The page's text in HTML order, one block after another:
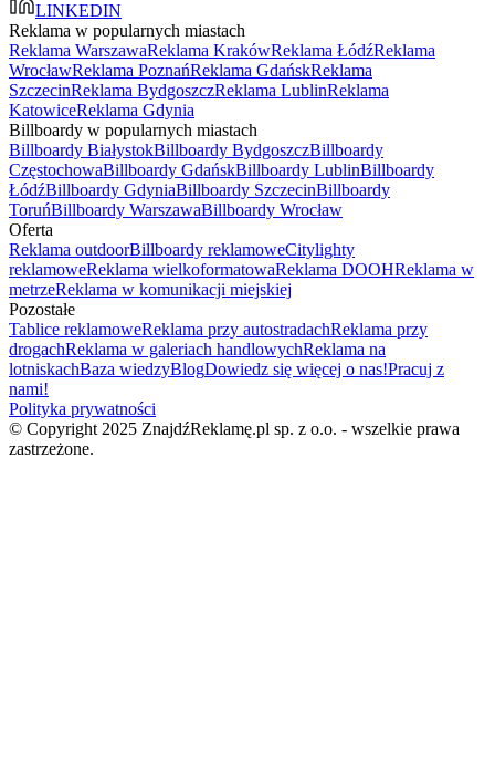
LINKEDIN
Reklama w popularnych miastach
Reklama WarszawaReklama KrakówReklama ŁódźReklama
WrocławReklama PoznańReklama GdańskReklama
SzczecinReklama BydgoszczReklama LublinReklama
KatowiceReklama Gdynia
Billboardy w popularnych miastach
Billboardy BiałystokBillboardy BydgoszczBillboardy
CzęstochowaBillboardy GdańskBillboardy LublinBillboardy
ŁódźBillboardy GdyniaBillboardy SzczecinBillboardy
ToruńBillboardy WarszawaBillboardy Wrocław
Oferta
Reklama outdoorBillboardy reklamoweCitylighty
reklamoweReklama wielkoformatowaReklama DOOHReklama w
metrzeReklama w komunikacji miejskiej
Pozostałe
Tablice reklamoweReklama przy autostradachReklama przy
drogachReklama w galeriach handlowychReklama na
lotniskachBaza wiedzyBlogDowiedz się więcej o nas!Pracuj z
nami!
Polityka prywatności
© Copyright 2025 ZnajdźReklamę.pl sp. z o.o. - wszelkie prawa
zastrzeżone.